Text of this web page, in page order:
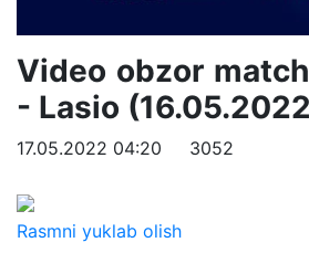
Video obzor
- Lasio
17.05.2022 04:20 3052
Rasmni yuklab olish